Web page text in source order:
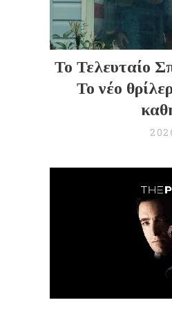
Το Τελευταίο
Το νέο